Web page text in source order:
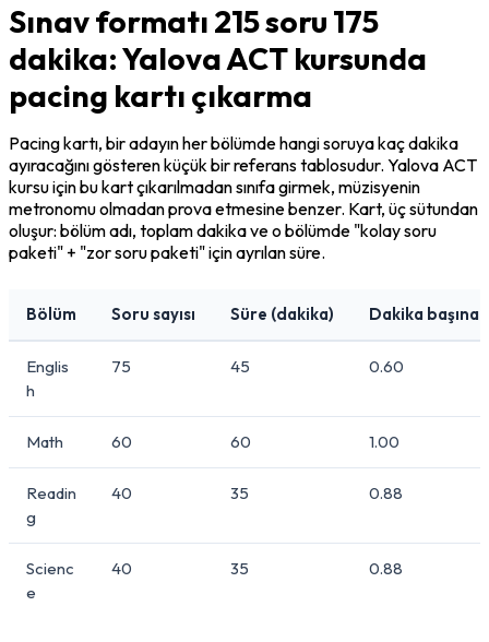
Sınav formatı 215 soru 175
dakika: Yalova ACT kursunda
pacing kartı çıkarma
Pacing kartı, bir adayın her bölümde hangi soruya kaç dakika
ayıracağını gösteren küçük bir referans tablosudur. Yalova ACT
kursu için bu kart çıkarılmadan sınıfa girmek, müzisyenin
metronomu olmadan prova etmesine benzer. Kart, üç sütundan
oluşur: bölüm adı, toplam dakika ve o bölümde "kolay soru
paketi" + "zor soru paketi" için ayrılan süre.
Bölüm Soru sayısı Süre (dakika) Dakika başına
Englis
h
75 45 0.60
Math 60 60 1.00
Readin
g
40 35 0.88
Scienc
e
40 35 0.88